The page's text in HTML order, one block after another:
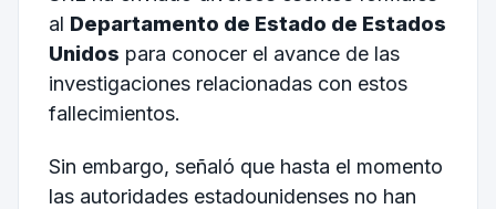
al Departamento de Estado de Estados
Unidos para conocer el avance de las
investigaciones relacionadas con estos
fallecimientos.
Sin embargo, señaló que hasta el momento
las autoridades estadounidenses no han